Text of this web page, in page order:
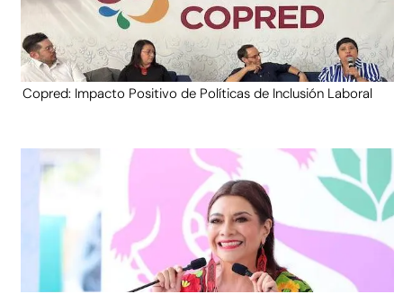
Copred: Impacto Positivo de Políticas de Inclusión Laboral